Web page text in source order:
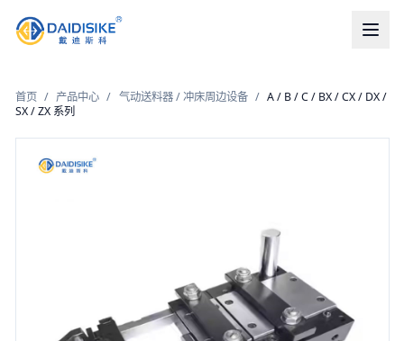
首页 / 产品中心 / 气动送料器 / 冲床周边设备 / A / B / C / BX / CX / DX /
SX / ZX 系列